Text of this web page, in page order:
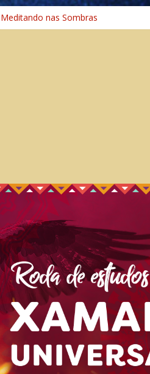
Meditando nas Sombras
Autosuficiência: A Jornada do